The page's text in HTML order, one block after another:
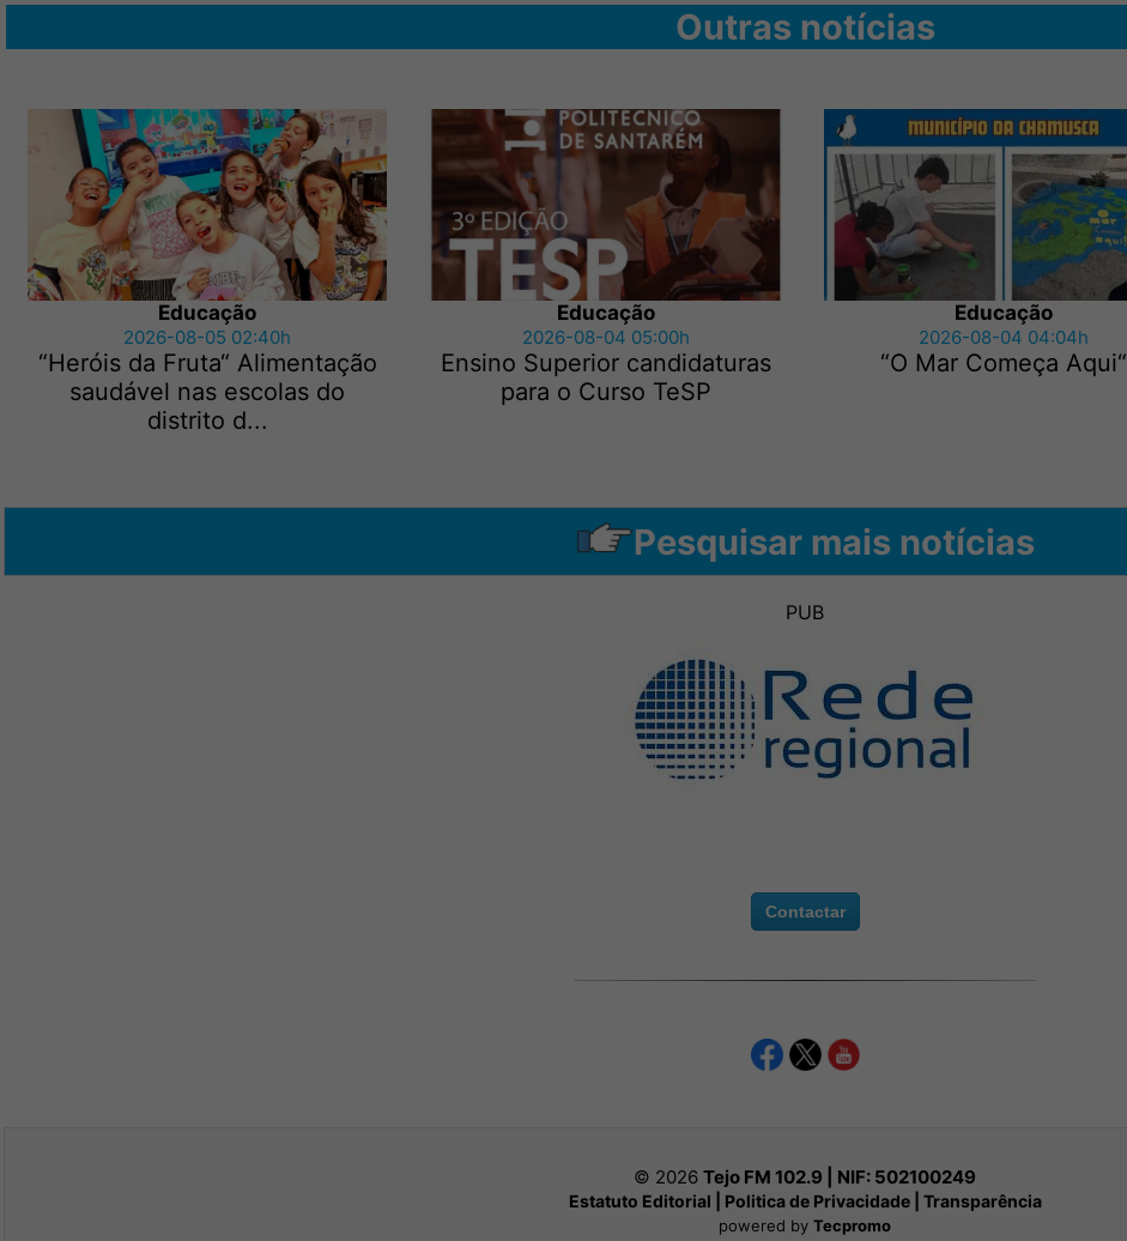
Outras notícias
Educação
2026-08-05 02:40h
“Heróis da Fruta“ Alimentação
saudável nas escolas do
distrito d...
Educação
2026-08-04 05:00h
Ensino Superior candidaturas
para o Curso TeSP
Educação
2026-08-04 04:04h
“O Mar Começa Aqui“
Pesquisar mais notícias
PUB
Contactar
© 2026 Tejo FM 102.9 | NIF: 502100249
Estatuto Editorial Politica de Privacidade| Transparência
powered by Tecpromo